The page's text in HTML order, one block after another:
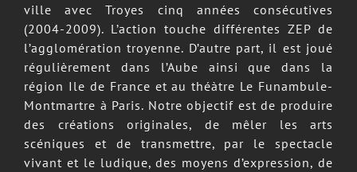
ville avec Troyes cinq années consécutives
(2004-2009). L’action touche différentes ZEP de
l’agglomération troyenne. D’autre part, il est joué
régulièrement dans l’Aube ainsi que dans la
région Ile de France et au théàtre Le Funambule-
Montmartre à Paris. Notre objectif est de produire
des créations originales, de mêler les arts
scéniques et de transmettre, par le spectacle
vivant et le ludique, des moyens d’expression, de